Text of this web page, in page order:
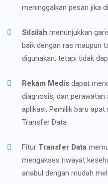
meninggalkan pesan jika
Silsilah menunjukkan
baik dengan ras maupun
digunakan, tetapi tidak
Rekam Medis dapat
diagnosis, dan
aplikasi. Pemilik baru
Transfer Data
Fitur Transfer Data
mengakses riwayat
anabul dengan mudah